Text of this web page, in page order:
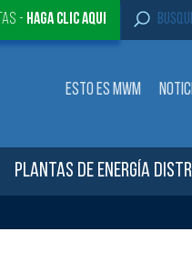
- Haga clic aqui
S
e
c
h
r
:
ESTO ES MWM
PLANTAS DE ENERGÍA